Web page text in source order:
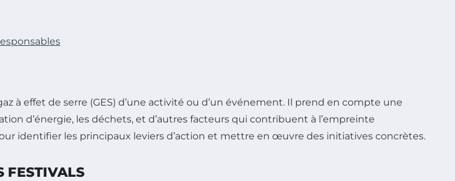
à effet de serre (GES) d’une activité ou d’un événement. Il prend en compte une
d’énergie, les déchets, et d’autres facteurs qui contribuent à l’empreinte
identifier les principaux leviers d’action et mettre en œuvre des initiatives concrètes.
FESTIVALS